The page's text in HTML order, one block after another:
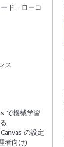
ド、ローコ
ス
で機械学習
の設定
者向け)